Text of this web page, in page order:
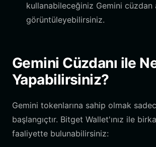
kullanabileceğiniz Gemini cüzdan
görüntüleyebilirsiniz.
Gemini Cüzdanı ile
Yapabilirsiniz?
Gemini tokenlarına sahip olmak
başlangıçtır. Bitget Wallet'ınız ile
faaliyette bulunabilirsiniz: